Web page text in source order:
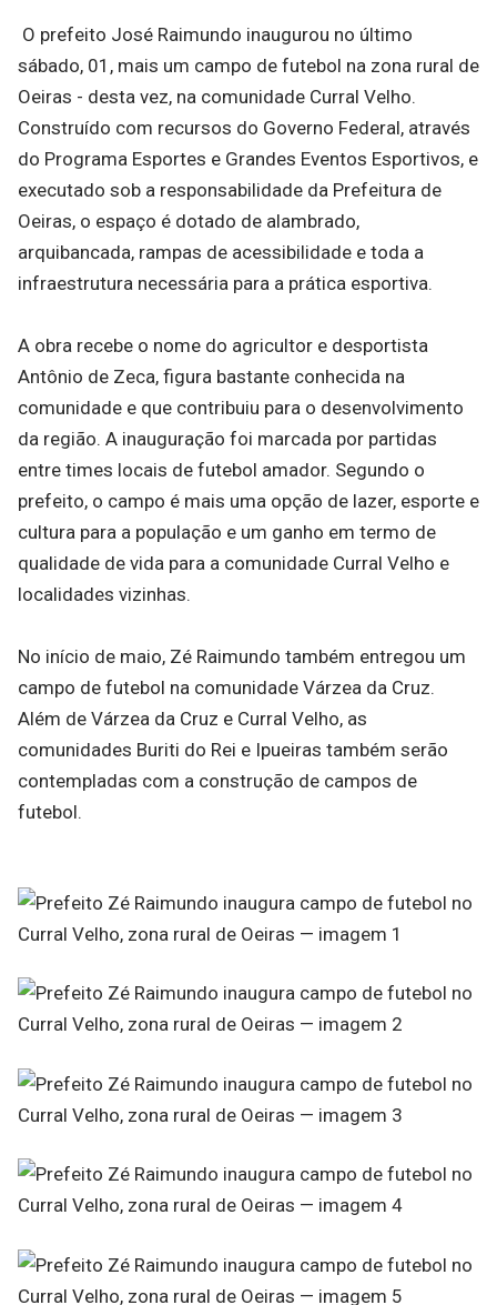
O prefeito José Raimundo inaugurou no último
sábado, 01, mais um campo de futebol na zona rural de
Oeiras - desta vez, na comunidade Curral Velho.
Construído com recursos do Governo Federal, através
do Programa Esportes e Grandes Eventos Esportivos, e
executado sob a responsabilidade da Prefeitura de
Oeiras, o espaço é dotado de alambrado,
arquibancada, rampas de acessibilidade e toda a
infraestrutura necessária para a prática esportiva.
A obra recebe o nome do agricultor e desportista
Antônio de Zeca, figura bastante conhecida na
comunidade e que contribuiu para o desenvolvimento
da região. A inauguração foi marcada por partidas
entre times locais de futebol amador. Segundo o
prefeito, o campo é mais uma opção de lazer, esporte e
cultura para a população e um ganho em termo de
qualidade de vida para a comunidade Curral Velho e
localidades vizinhas.
No início de maio, Zé Raimundo também entregou um
campo de futebol na comunidade Várzea da Cruz.
Além de Várzea da Cruz e Curral Velho, as
comunidades Buriti do Rei e Ipueiras também serão
contempladas com a construção de campos de
futebol.